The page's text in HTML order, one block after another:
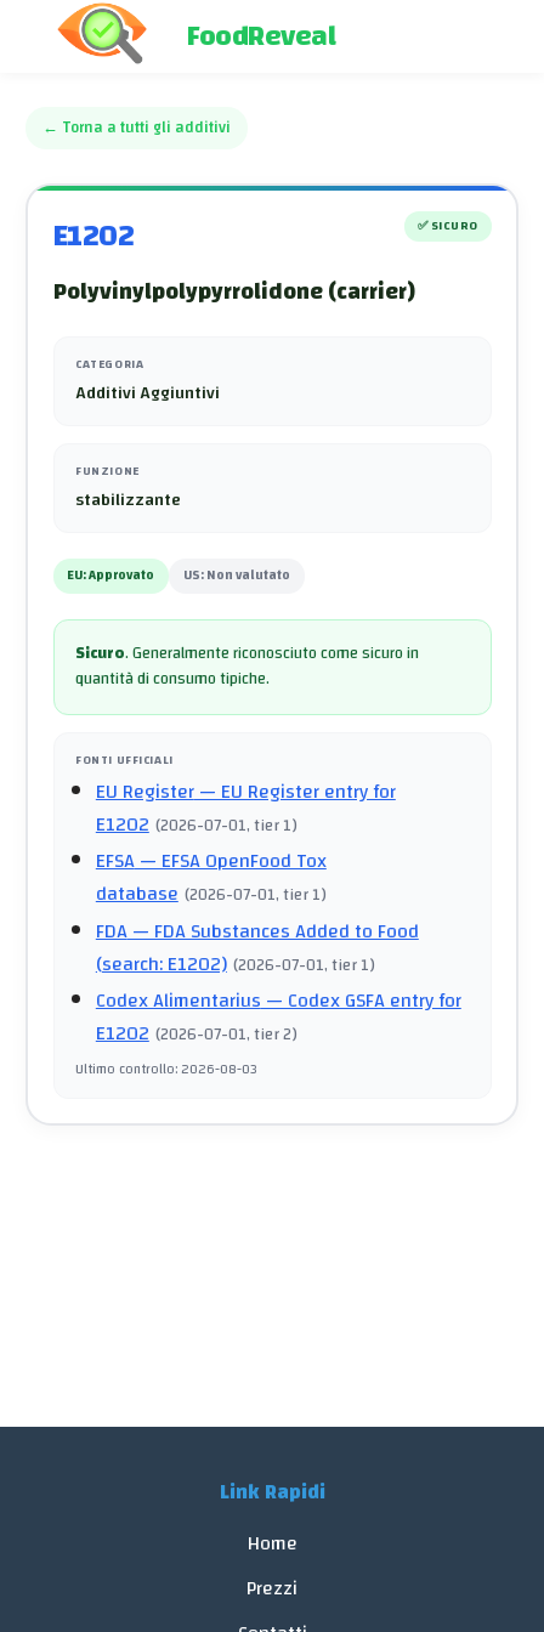
FoodReveal
← Torna a tutti gli additivi
E1202 ✅SICURO
Polyvinylpolypyrrolidone (carrier)
CATEGORIA
Additivi Aggiuntivi
FUNZIONE
stabilizzante
EU:Approvato US:Non valutato
Sicuro.Generalmente riconosciuto come sicuro in
quantità di consumo tipiche.
FONTI UFFICIALI
EU Register— EU Register entry for
E1202 (2026-07-01, tier 1)
EFSA— EFSA OpenFood Tox
database (2026-07-01, tier 1)
FDA— FDA Substances Added to Food
(search: E1202) (2026-07-01, tier 1)
Codex Alimentarius— Codex GSFA entry for
E1202 (2026-07-01, tier 2)
Ultimo controllo:2026-08-03
Link Rapidi
Home
Prezzi